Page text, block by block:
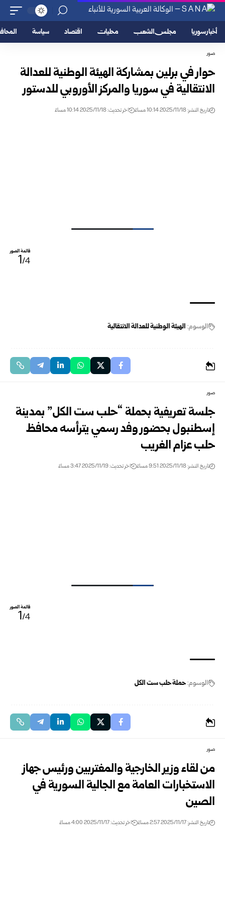
أخبار سوريا مجلس الشعب محليات اقتصاد سياسة
صور
حوار في برلين بمشاركة الهيئة الوطنية للعدالة
الانتقالية في سوريا والمركز الأوروبي للدستور
تاريخ النشر: 2025/11/18 10:14 مساءً اخر تحديث: 2025/11/18 10:14 مساءً
قائمة الصور
1/4
الوسوم: الهيئة الوطنية للعدالة الانتقالية
صور
جلسة تعريفية بحملة “حلب ست الكل” بمدينة
إسطنبول بحضور وفد رسمي يترأسه محافظ
حلب عزام الغريب
تاريخ النشر: 2025/11/18 9:51 مساءً اخر تحديث: 2025/11/19 3:47 مساءً
قائمة الصور
1/4
الوسوم:حملة حلب ست الكل
صور
من لقاء وزير الخارجية والمغتربين ورئيس جهاز
الاستخبارات العامة مع الجالية السورية في
الصين
تاريخ النشر: 2025/11/17 2:57 مساءً اخر تحديث: 2025/11/17 4:00 مساءً